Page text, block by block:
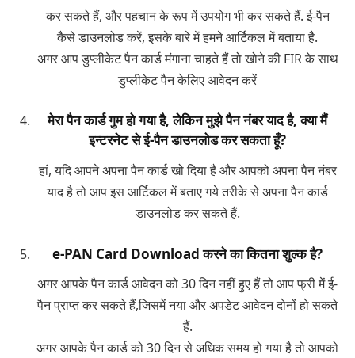
कर सकते हैं, और पहचान के रूप में उपयोग भी कर सकते हैं. ई-पैन
कैसे डाउनलोड करें, इसके बारे में हमने आर्टिकल में बताया है.
अगर आप डुप्लीकेट पैन कार्ड मंगाना चाहते हैं तो खोने की FIR के साथ
डुप्लीकेट पैन केलिए आवेदन करें
मेरा पैन कार्ड गुम हो गया है, लेकिन मुझे पैन नंबर याद है, क्या मैं
इन्टरनेट से ई-पैन डाउनलोड कर सकता हूँ?
हां, यदि आपने अपना पैन कार्ड खो दिया है और आपको अपना पैन नंबर
याद है तो आप इस आर्टिकल में बताए गये तरीके से अपना पैन कार्ड
डाउनलोड कर सकते हैं.
e-PAN Card Download करने का कितना शुल्क है?
अगर आपके पैन कार्ड आवेदन को 30 दिन नहीं हुए हैं तो आप फ्री में ई-
पैन प्राप्त कर सकते हैं,जिसमें नया और अपडेट आवेदन दोनों हो सकते
हैं.
अगर आपके पैन कार्ड को 30 दिन से अधिक समय हो गया है तो आपको